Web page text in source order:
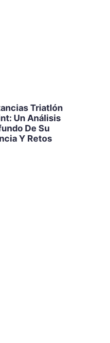
Triatlón
Un Análisis
De Su
Y Retos